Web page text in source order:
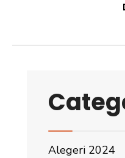
Alegeri 2024